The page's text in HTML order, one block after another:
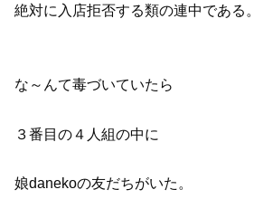
絶対に入店拒否する類の連中である。
な～んて毒づいていたら
３番目の４人組の中に
娘danekoの友だちがいた。